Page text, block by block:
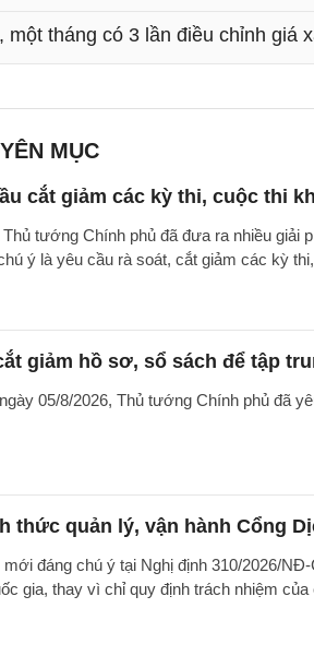
một tháng có 3 lần điều chỉnh giá
MỤC
cắt giảm các kỳ thi, cuộc thi
tướng Chính phủ đã đưa ra nhiều giải
ý là yêu cầu rà soát, cắt giảm các kỳ
giảm hồ sơ, sổ sách để tập
05/8/2026, Thủ tướng Chính phủ đã
thức quản lý, vận hành Cổng
đáng chú ý tại Nghị định 310/2026/
gia, thay vì chỉ quy định trách nhiệm